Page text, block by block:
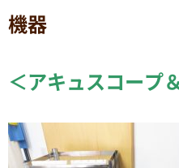
機器
＜アキュスコープ